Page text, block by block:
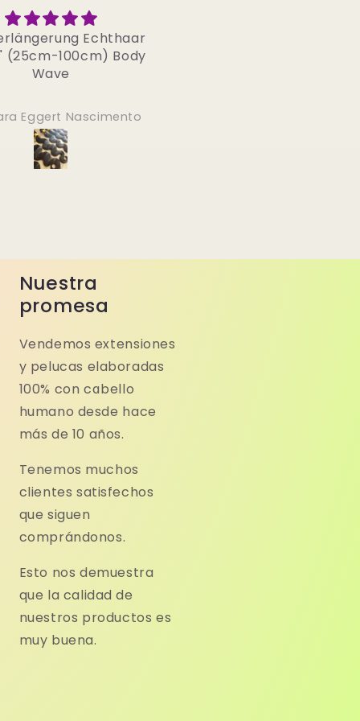
schneller Versand
und sehr tolle Haare
Lucia Kwiek
Nuestra
promesa
Vendemos extensiones
y pelucas elaboradas
100% con cabello
humano desde hace
más de 10 años.
Tenemos muchos
clientes satisfechos
que siguen
comprándonos.
Esto nos demuestra
que la calidad de
nuestros productos es
muy buena.